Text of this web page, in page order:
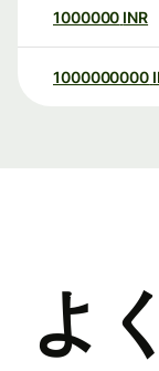
1000000 INR
1000000000
よ